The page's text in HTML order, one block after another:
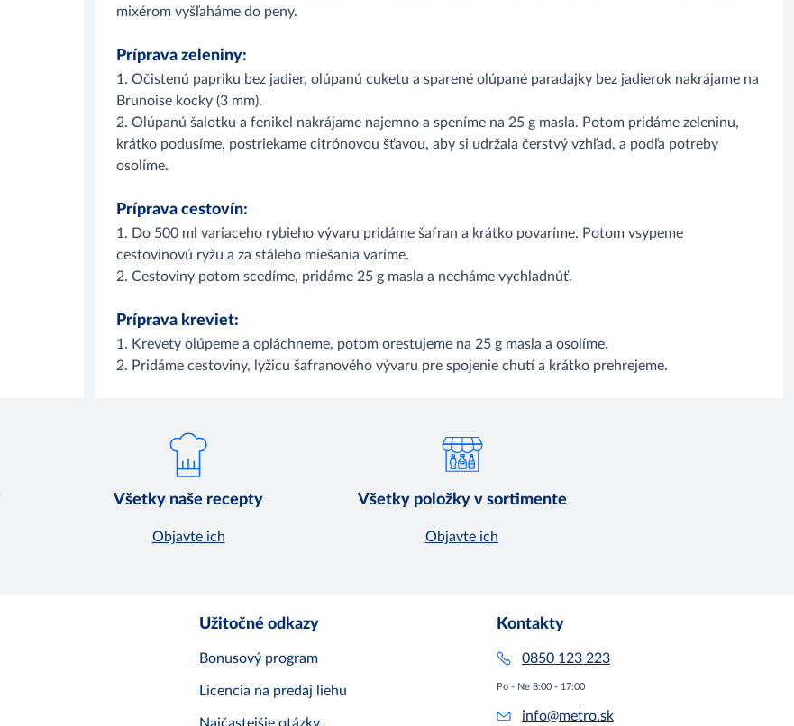
mixérom vyšľaháme do peny.
Príprava zeleniny:
1. Očistenú papriku bez jadier, olúpanú cuketu a sparené olúpané paradajky bez jadierok nakrájame na
Brunoise kocky (3 mm).
2. Olúpanú šalotku a fenikel nakrájame najemno a speníme na 25 g masla. Potom pridáme zeleninu,
krátko podusíme, postriekame citrónovou šťavou, aby si udržala čerstvý vzhľad, a podľa potreby
osolíme.
Príprava cestovín:
1. Do 500 ml variaceho rybieho vývaru pridáme šafran a krátko povaríme. Potom vsypeme
cestovinovú ryžu a za stáleho miešania varíme.
2. Cestoviny potom scedíme, pridáme 25 g masla a necháme vychladnúť.
Príprava kreviet:
1. Krevety olúpeme a opláchneme, potom orestujeme na 25 g masla a osolíme.
2. Pridáme cestoviny, lyžicu šafranového vývaru pre spojenie chutí a krátko prehrejeme.
Všetky naše recepty
Objavte ich
Všetky položky v sortimente
Objavte ich
Užitočné odkazy
Bonusový program
Licencia na predaj liehu
Kontakty
0850 123 223
Po - Ne 8:00 - 17:00
info@metro.sk